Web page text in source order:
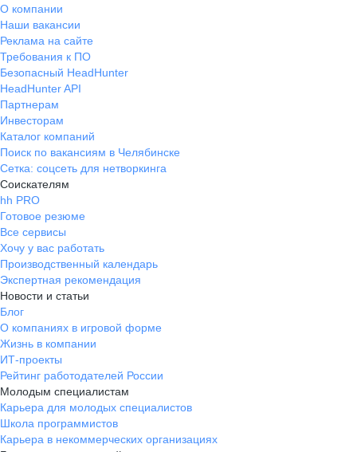
О компании
Наши вакансии
Реклама на сайте
Требования к ПО
Безопасный HeadHunter
HeadHunter API
Партнерам
Инвесторам
Каталог компаний
Поиск по вакансиям в Челябинске
Сетка: соцсеть для нетворкинга
Соискателям
hh PRO
Готовое резюме
Все сервисы
Хочу у вас работать
Производственный календарь
Экспертная рекомендация
Новости и статьи
Блог
О компаниях в игровой форме
Жизнь в компании
ИТ-проекты
Рейтинг работодателей России
Молодым специалистам
Карьера для молодых специалистов
Школа программистов
Карьера в некоммерческих организациях